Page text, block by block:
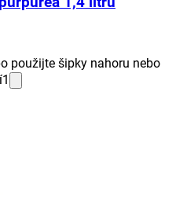
použijte šipky nahoru nebo
1